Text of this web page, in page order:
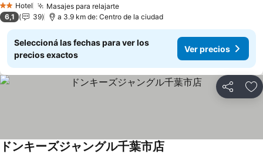
2 Estrellas
Hotel Masajes para relajarte
6,1 39 a 3.9 km de: Centro de la ciudad
Seleccioná las fechas para ver los
precios exactos
Ver precios
Compartir
ドンキーズジャングル千葉市店